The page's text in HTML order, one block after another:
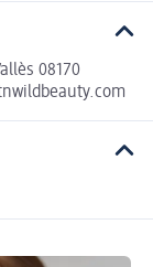
08170